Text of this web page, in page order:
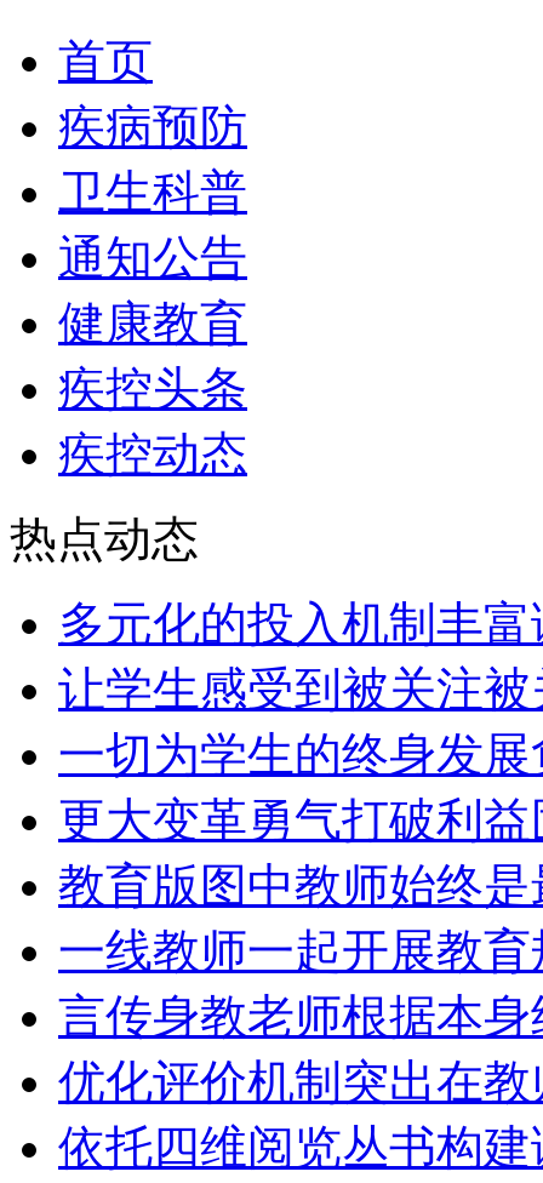
首页
疾病预防
卫生科普
通知公告
健康教育
疾控头条
疾控动态
热点动态
多元化的投入机制丰富
让学生感受到被关注被
一切为学生的终身发展
更大变革勇气打破利益
教育版图中教师始终是
一线教师一起开展教育
言传身教老师根据本身
优化评价机制突出在教
依托四维阅览丛书构建